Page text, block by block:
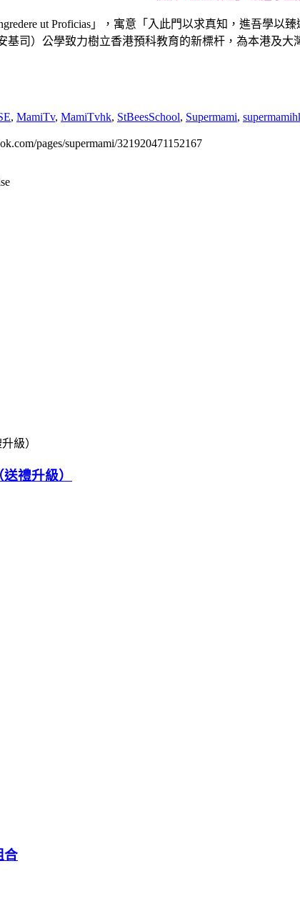
ut Proficias」，寓意「入此門以求真知，進吾學
基司）公學致力樹立香港預科教育的新標杆，為本港及大
, MamiTv, MamiTvhk, StBeesSchool, Supermami,
pages/supermami/321920471152167
禮升級）
合